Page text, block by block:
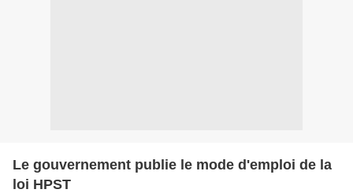
Le gouvernement publie le mode d'emploi de la
loi HPST